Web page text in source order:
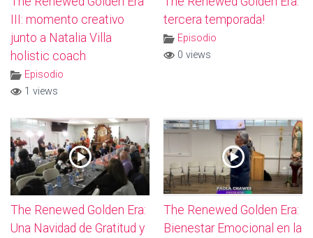
III: momento creativo
junto a Natalia Villa
holistic coach
Episodio
1 views
tercera temporada!
Episodio
0 views
The Renewed Golden Era:
Una Navidad de Gratitud y
The Renewed Golden Era:
Bienestar Emocional en la